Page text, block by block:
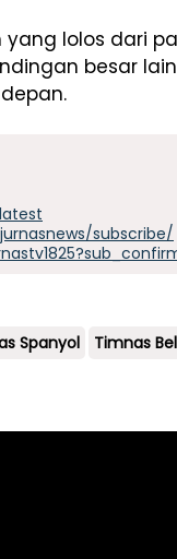
lolos dari
besar
subscribe/
Spanyol Timnas